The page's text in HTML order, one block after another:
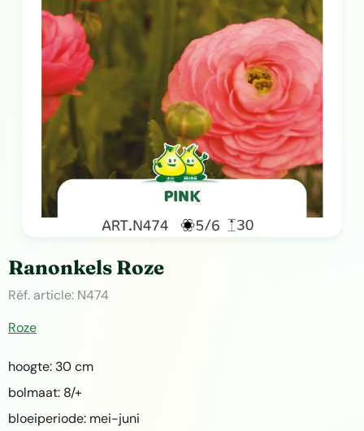
Ranonkels Roze
Réf. article: N474
Roze
hoogte: 30 cm
bolmaat: 8/+
bloeiperiode: mei-juni